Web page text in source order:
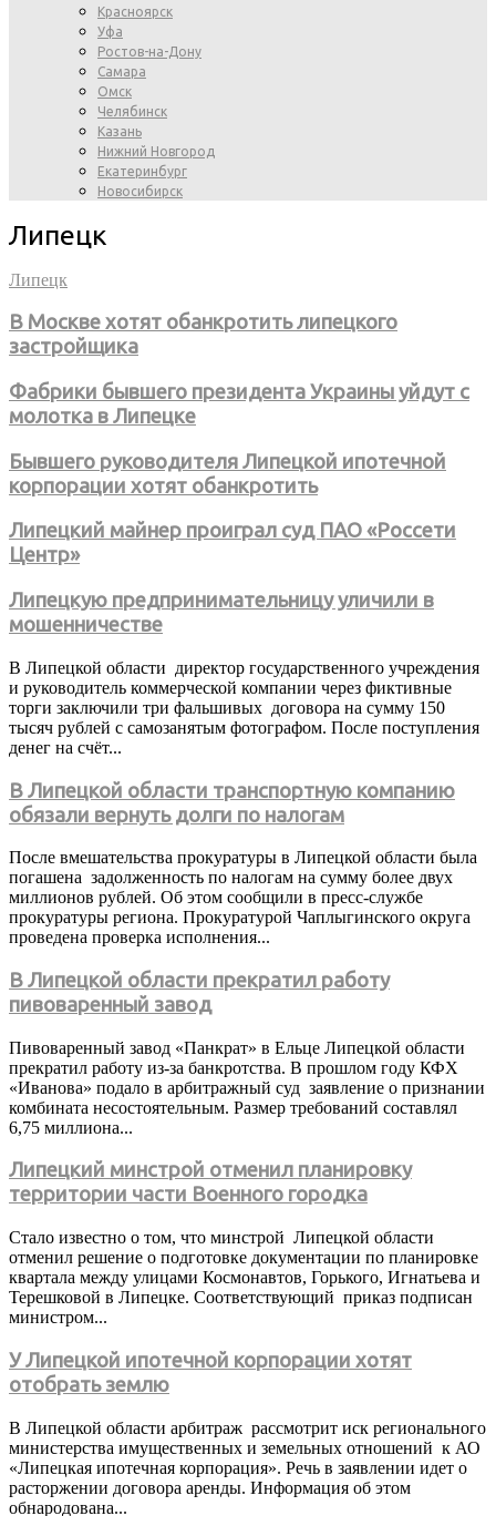
Красноярск
Уфа
Ростов-на-Дону
Самара
Омск
Челябинск
Казань
Нижний Новгород
Екатеринбург
Новосибирск
Липецк
Липецк
В Москве хотят обанкротить липецкого
застройщика
Фабрики бывшего президента Украины уйдут с
молотка в Липецке
Бывшего руководителя Липецкой ипотечной
корпорации хотят обанкротить
Липецкий майнер проиграл суд ПАО «Россети
Центр»
Липецкую предпринимательницу уличили в
мошенничестве
В Липецкой области директор государственного учреждения
и руководитель коммерческой компании через фиктивные
торги заключили три фальшивых договора на сумму 150
тысяч рублей с самозанятым фотографом. После поступления
денег на счёт...
В Липецкой области транспортную компанию
обязали вернуть долги по налогам
После вмешательства прокуратуры в Липецкой области была
погашена задолженность по налогам на сумму более двух
миллионов рублей. Об этом сообщили в пресс-службе
прокуратуры региона. Прокуратурой Чаплыгинского округа
проведена проверка исполнения...
В Липецкой области прекратил работу
пивоваренный завод
Пивоваренный завод «Панкрат» в Ельце Липецкой области
прекратил работу из-за банкротства. В прошлом году КФХ
«Иванова» подало в арбитражный суд заявление о признании
комбината несостоятельным. Размер требований составлял
6,75 миллиона...
Липецкий минстрой отменил планировку
территории части Военного городка
Стало известно о том, что минстрой Липецкой области
отменил решение о подготовке документации по планировке
квартала между улицами Космонавтов, Горького, Игнатьева и
Терешковой в Липецке. Соответствующий приказ подписан
министром...
У Липецкой ипотечной корпорации хотят
отобрать землю
В Липецкой области арбитраж рассмотрит иск регионального
министерства имущественных и земельных отношений к АО
«Липецкая ипотечная корпорация». Речь в заявлении идет о
расторжении договора аренды. Информация об этом
обнародована...